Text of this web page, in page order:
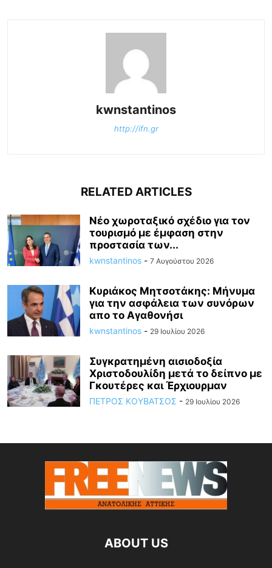
kwnstantinos
http://ifn.gr
RELATED ARTICLES
Νέο χωροταξικό σχέδιο για τον
τουρισμό με έμφαση στην
προστασία των...
kwnstantinos - 7 Αυγούστου 2026
Κυριάκος Μητσοτάκης: Mήνυμα
για την ασφάλεια των συνόρων
απο το Αγαθονήσι
kwnstantinos - 29 Ιουλίου 2026
Συγκρατημένη αισιοδοξία
Χριστοδουλίδη μετά το δείπνο με
Γκουτέρες και Έρχιουρμαν
ΠΕΤΡΟΣ ΚΟΥΒΑΤΣΟΣ - 29 Ιουλίου 2026
ABOUT US